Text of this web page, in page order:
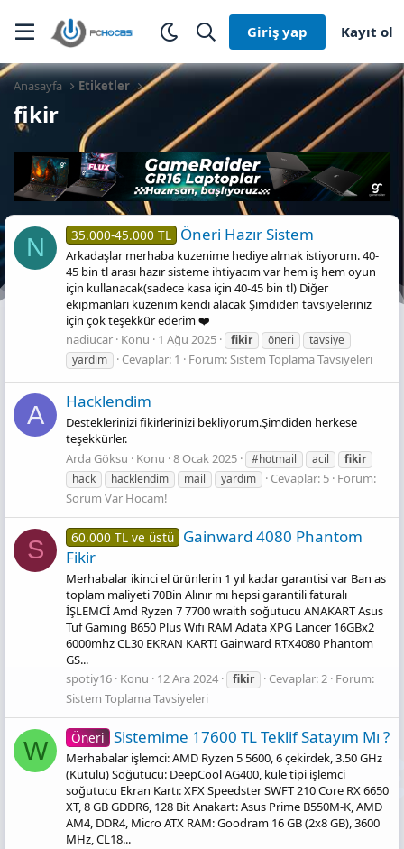
Giriş yap Kayıt ol
Anasayfa Etiketler
fikir
N 35.000-45.000 TL Öneri Hazır Sistem
Arkadaşlar merhaba kuzenime hediye almak istiyorum. 40-
45 bin tl arası hazır sisteme ihtiyacım var hem iş hem oyun
için kullanacak(sadece kasa için 40-45 bin tl) Diğer
ekipmanları kuzenim kendi alacak Şimdiden tavsiyeleriniz
için çok teşekkür ederim ❤️
nadiucar Konu 1 Ağu 2025 fikir öneri
tavsiye
yardım
Cevaplar: 1 Forum:Sistem Toplama Tavsiyeleri
A Hacklendi̇m
Desteklerinizi fikirlerinizi bekliyorum.Şimdiden herkese
teşekkürler.
Arda Göksu
Konu 8 Ocak 2025 #hotmail acil
fikir
hack
hacklendim mail yardım Cevaplar: 5 Forum:
Sorum Var Hocam!
S 60.000 TL ve üstü Gainward 4080 Phantom
Fikir
Merhabalar ikinci el ürünlerin 1 yıl kadar garantisi var Ban as
toplam maliyeti 70Bin Alınır mı hepsi garantili faturalı
İŞLEMCİ Amd Ryzen 7 7700 wraith soğutucu ANAKART Asus
Tuf Gaming B650 Plus Wifi RAM Adata XPG Lancer 16GBx2
6000mhz CL30 EKRAN KARTI Gainward RTX4080 Phantom
GS...
spotiy16 Konu 12 Ara 2024 fikir Cevaplar: 2 Forum:
Sistem Toplama Tavsiyeleri
W Öneri Sistemime 17600 TL Teklif Satayım Mı ?
Merhabalar işlemci: AMD Ryzen 5 5600, 6 çekirdek, 3.50 GHz
(Kutulu) Soğutucu: DeepCool AG400, kule tipi işlemci
soğutucu Ekran Kartı: XFX Speedster SWFT 210 Core RX 6650
XT, 8 GB GDDR6, 128 Bit Anakart: Asus Prime B550M-K, AMD
AM4, DDR4, Micro ATX RAM: Goodram 16 GB (2x8 GB), 3600
MHz, CL18...